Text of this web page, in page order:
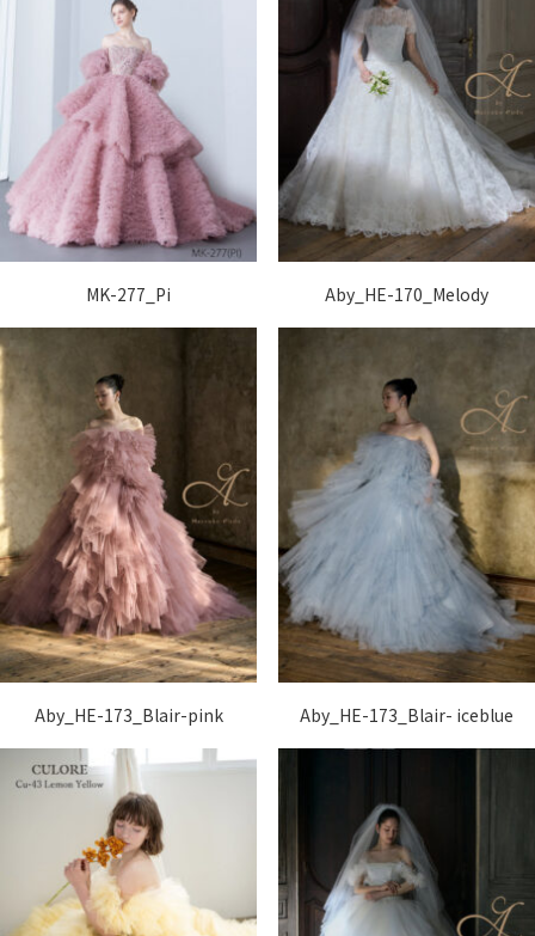
MK-277_Pi Aby_HE-170_Melody
Aby_HE-173_Blair-pink Aby_HE-173_Blair- iceblue